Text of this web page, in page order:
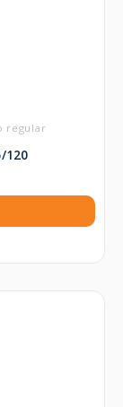
120